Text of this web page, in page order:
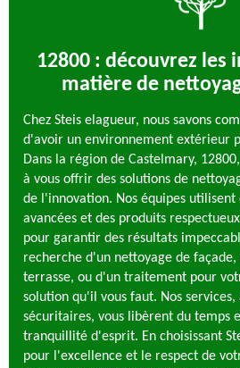
12800 : découvrez les
matière de
Chez Steis elagueur, nous savons
d'avoir un environnement extérieur
Dans la région de Castelmary,
à vous offrir des solutions de
de l'innovation. Nos équipes utilisent
avancées et des produits
pour garantir des résultats
recherche d'un nettoyage de
terrasse, ou d'un traitement pour
solution qu'il vous faut. Nos
sécuritaires, vous libèrent du temps
tranquillité d'esprit. En choisissant
pour l'excellence et le respect de